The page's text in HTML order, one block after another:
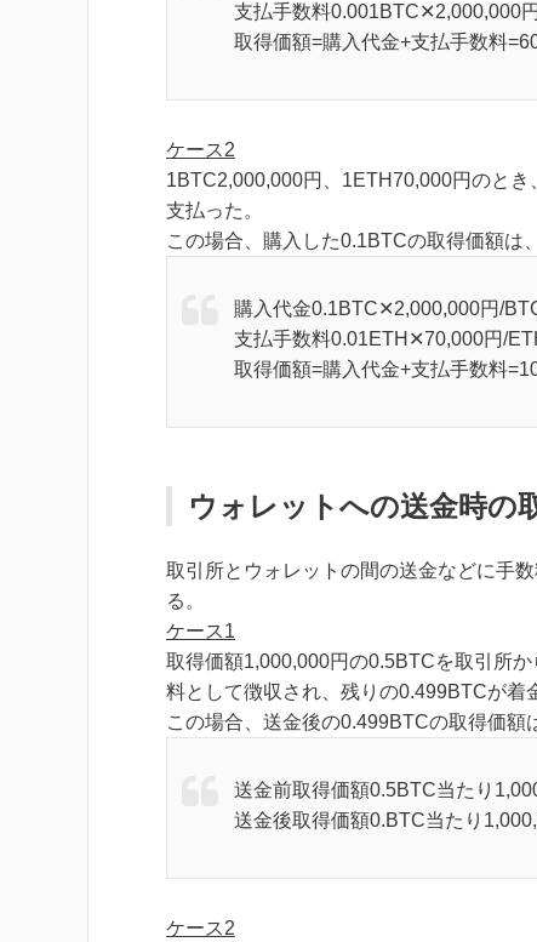
支払手数料0.001BTC✕2,000,000
取得価額=購入代金+支払手数料
ケース2
1BTC2,000,000円、1ETH70,000円のと
支払った。
この場合、購入した0.1BTCの取得価額は
購入代金0.1BTC✕2,000,000円/
支払手数料0.01ETH✕70,000円/
取得価額=購入代金+支払手数料
ウォレットへの送金時の
取引所とウォレットの間の送金などに手
る。
ケース1
取得価額1,000,000円の0.5BTCを取引所か
料として徴収され、残りの0.499BTCが着
この場合、送金後の0.499BTCの取得価額
送金前取得価額0.5BTC当たり
送金後取得価額0.BTC当たり
ケース2